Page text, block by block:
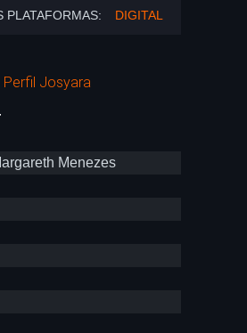
PLATAFORMAS: DIGITAL
Perfil Josyara
Menezes